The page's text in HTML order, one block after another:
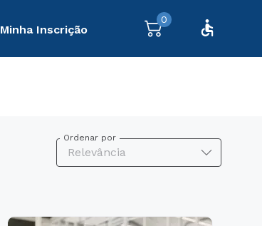
Minha Inscrição
0
Ordenar por
Relevância